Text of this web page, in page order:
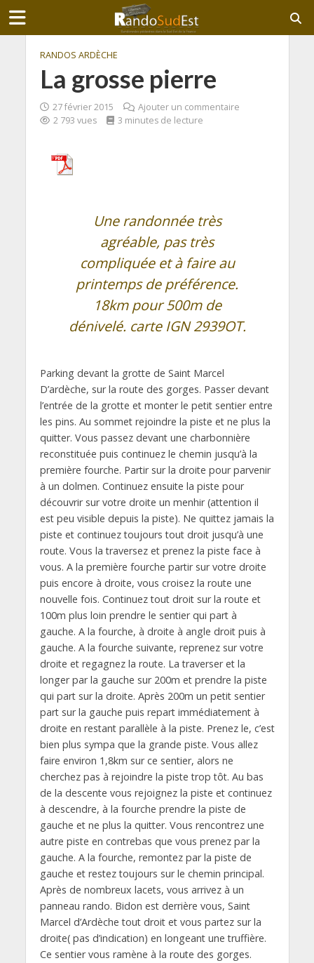
RANDOS ARDÈCHE
La grosse pierre
27 février 2015
Ajouter un commentaire
2 793 vues
3 minutes de lecture
Une randonnée très
agréable, pas très
compliquée et à faire au
printemps de préférence.
18km pour 500m de
dénivelé. carte IGN 2939OT.
Parking devant la grotte de Saint Marcel
D’ardèche, sur la route des gorges. Passer devant
l’entrée de la grotte et monter le petit sentier entre
les pins. Au sommet rejoindre la piste et ne plus la
quitter. Vous passez devant une charbonnière
reconstituée puis continuez le chemin jusqu’à la
première fourche. Partir sur la droite pour parvenir
à un dolmen. Continuez ensuite la piste pour
découvrir sur votre droite un menhir (attention il
est peu visible depuis la piste). Ne quittez jamais la
piste et continuez toujours tout droit jusqu’à une
route. Vous la traversez et prenez la piste face à
vous. A la première fourche partir sur votre droite
puis encore à droite, vous croisez la route une
nouvelle fois. Continuez tout droit sur la route et
100m plus loin prendre le sentier qui part à
gauche. A la fourche, à droite à angle droit puis à
gauche. A la fourche suivante, reprenez sur votre
droite et regagnez la route. La traverser et la
longer par la gauche sur 200m et prendre la piste
qui part sur la droite. Après 200m un petit sentier
part sur la gauche puis repart immédiatement à
droite en restant parallèle à la piste. Prenez le, c’est
bien plus sympa que la grande piste. Vous allez
faire environ 1,8km sur ce sentier, alors ne
cherchez pas à rejoindre la piste trop tôt. Au bas
de la descente vous rejoignez la piste et continuez
à descendre, à la fourche prendre la piste de
gauche et ne plus la quitter. Vous rencontrez une
autre piste en contrebas que vous prenez par la
gauche. A la fourche, remontez par la piste de
gauche et restez toujours sur le chemin principal.
Après de nombreux lacets, vous arrivez à un
panneau rando. Bidon est derrière vous, Saint
Marcel d’Ardèche tout droit et vous partez sur la
droite( pas d’indication) en longeant une truffière.
Ce sentier vous ramène à la route des gorges.